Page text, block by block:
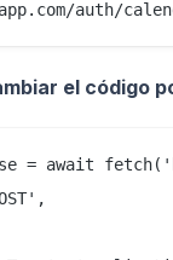
el código
= await